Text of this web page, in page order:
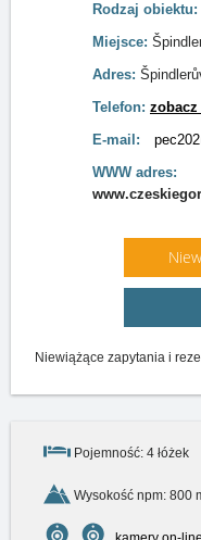
Rodzaj obiektu:
Miejsce:
Adres:
Telefon:
E-mail:
WWW adres:
Niewiążące zapytania i
Pojemność: 4 łóżek
Wysokość npm: 800